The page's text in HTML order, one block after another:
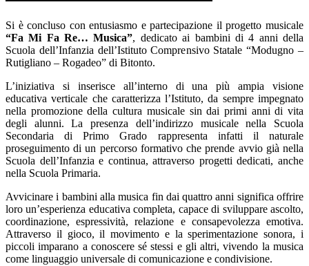
Si è concluso con entusiasmo e partecipazione il progetto musicale
“Fa Mi Fa Re… Musica”, dedicato ai bambini di 4 anni della
Scuola dell’Infanzia dell’Istituto Comprensivo Statale “Modugno –
Rutigliano – Rogadeo” di Bitonto.
L’iniziativa si inserisce all’interno di una più ampia visione
educativa verticale che caratterizza l’Istituto, da sempre impegnato
nella promozione della cultura musicale sin dai primi anni di vita
degli alunni. La presenza dell’indirizzo musicale nella Scuola
Secondaria di Primo Grado rappresenta infatti il naturale
proseguimento di un percorso formativo che prende avvio già nella
Scuola dell’Infanzia e continua, attraverso progetti dedicati, anche
nella Scuola Primaria.
Avvicinare i bambini alla musica fin dai quattro anni significa offrire
loro un’esperienza educativa completa, capace di sviluppare ascolto,
coordinazione, espressività, relazione e consapevolezza emotiva.
Attraverso il gioco, il movimento e la sperimentazione sonora, i
piccoli imparano a conoscere sé stessi e gli altri, vivendo la musica
come linguaggio universale di comunicazione e condivisione.